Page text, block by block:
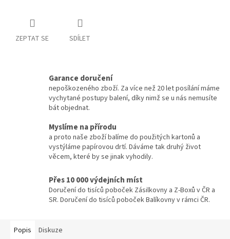
ZEPTAT SE SDÍLET
Garance doručení
nepoškozeného zboží. Za více než 20 let posílání máme
vychytané postupy balení, díky nimž se u nás nemusíte
bát objednat.
Myslíme na přírodu
a proto naše zboží balíme do použitých kartonů a
vystýláme papírovou drtí. Dáváme tak druhý život
věcem, které by se jinak vyhodily.
Přes 10 000 výdejních míst
Doručení do tisíců poboček Zásilkovny a Z-Boxů v ČR a
SR. Doručení do tisíců poboček Balíkovny v rámci ČR.
Popis Diskuze